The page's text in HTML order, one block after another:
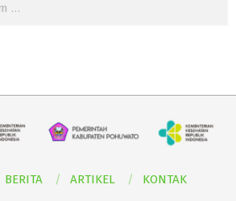
BERITA ARTIKEL KONTAK